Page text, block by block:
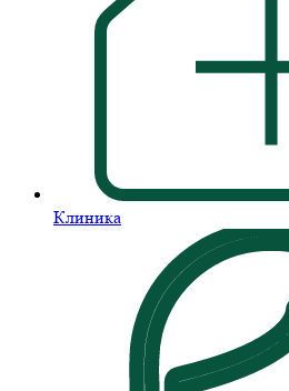
Клиника